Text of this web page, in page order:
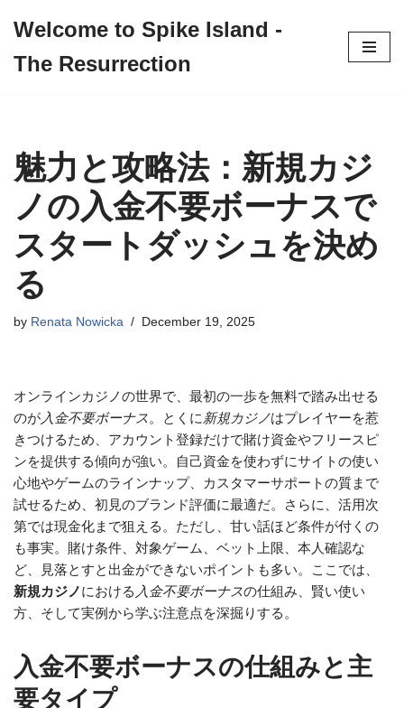
to
Welcome to Spike Island -
The Resurrection
魅力と攻略法：新規カジ
ノの入金不要ボーナスで
スタートダッシュを決め
る
by Renata Nowicka December 19, 2025
オンラインカジノの世界で、最初の一歩を無料で踏み出せる
のが入金不要ボーナス。とくに 新規カジノはプレイヤーを惹
きつけるため、アカウント登録だけで賭け資金やフリースピ
ンを提供する傾向が強い。自己資金を使わずにサイトの使い
心地やゲームのラインナップ、カスタマーサポートの質まで
試せるため、初見のブランド評価に最適だ。さらに、活用次
第では現金化まで狙える。ただし、甘い話ほど条件が付くの
も事実。賭け条件、対象ゲーム、ベット上限、本人確認な
ど、見落とすと出金ができないポイントも多い。ここでは、
新規カジノにおける 入金不要ボーナスの仕組み、賢い使い
方、そして実例から学ぶ注意点を深掘りする。
入金不要ボーナスの仕組みと主
要タイプ